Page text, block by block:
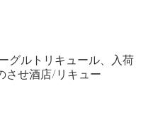
グルトリキュール、入荷
させ酒店/リキュー